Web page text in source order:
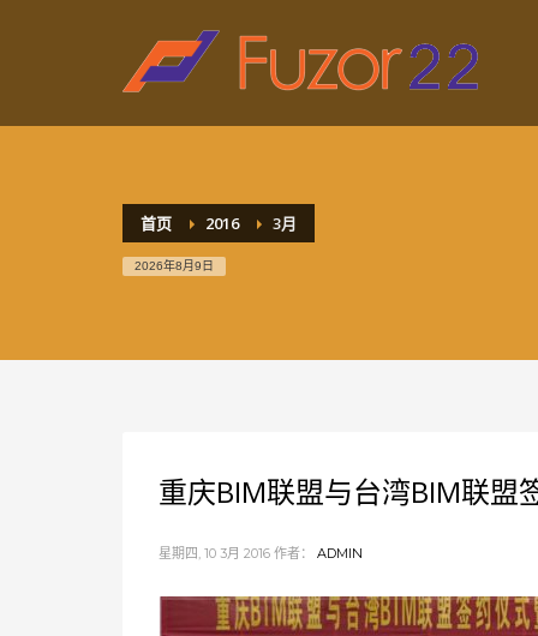
HOW TO SHOP
1 Login or create new account.
首页 2016 3月
2026年8月9日
重庆BIM联盟与台湾BIM联盟
星期四, 10 3月 2016 作者： ADMIN